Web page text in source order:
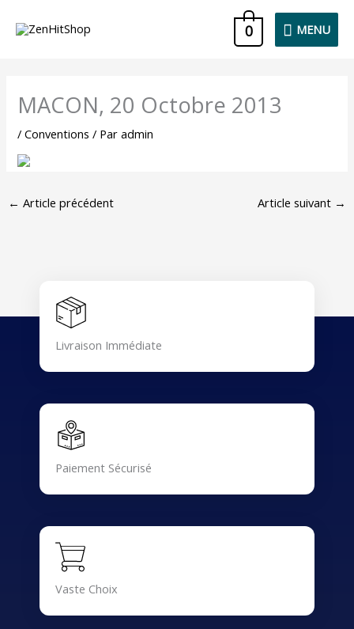
MENU
MENU
0
MACON, 20 Octobre 2013
/Conventions / Paradmin
← Article précédent Article suivant →
Livraison Immédiate
Paiement Sécurisé
Vaste Choix